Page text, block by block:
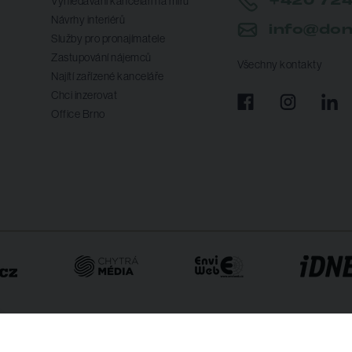
Návrhy interiérů
Služby pro pronajímatele
Zastupování nájemců
Najítí zařízené kanceláře
Chci inzerovat
Office Brno
Všechny kontakty